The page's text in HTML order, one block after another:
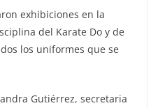
exhibiciones en la
del Karate Do y de
los uniformes que se
Gutiérrez, secretaria